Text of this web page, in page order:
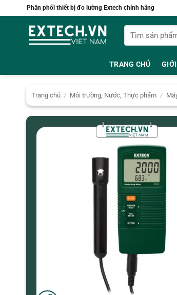
qua
Phân phối thiết bị đo lường Extech chính hãng
Tìm
kiếm:
TRANG CHỦ
Trang chủ / Môi trường, Nước, Thực phẩm /